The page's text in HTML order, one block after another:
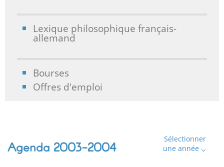
Lexique philosophique français-
allemand
Bourses
Offres d'emploi
Sélectionner
une année
Agenda 2003-2004